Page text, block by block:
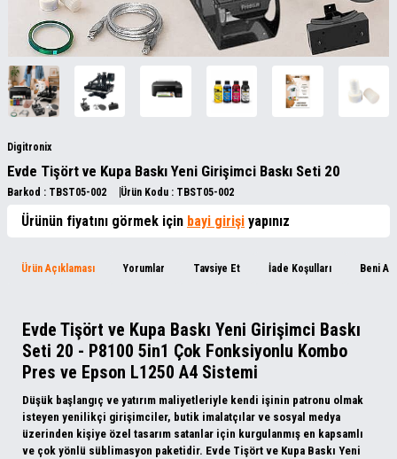
Digitronix
Evde Tişört ve Kupa Baskı Yeni Girişimci Baskı Seti 20
Barkod : TBST05-002 Ürün Kodu : TBST05-002
Ürünün fiyatını görmek için bayi girişi yapınız
Ürün Açıklaması Yorumlar Tavsiye Et İade Koşulları Beni
Evde Tişört ve Kupa Baskı Yeni Girişimci Baskı
Seti 20 - P8100 5in1 Çok Fonksiyonlu Kombo
Pres ve Epson L1250 A4 Sistemi
Düşük başlangıç ve yatırım maliyetleriyle kendi işinin patronu olmak
isteyen yenilikçi girişimciler, butik imalatçılar ve sosyal medya
üzerinden kişiye özel tasarım satanlar için kurgulanmış en kapsamlı
ve çok yönlü süblimasyon paketidir. Evde Tişört ve Kupa Baskı Yeni